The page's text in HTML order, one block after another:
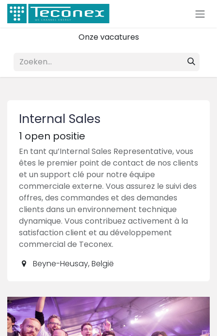
Overslaan naar inhoud
Onze vacatures
Internal Sales
1 open positie
En tant qu’Internal Sales Representative, vous
êtes le premier point de contact de nos clients
et un support clé pour notre équipe
commerciale externe. Vous assurez le suivi des
offres, des commandes et des demandes
clients dans un environnement technique
dynamique. Vous contribuez activement à la
satisfaction client et au développement
commercial de Teconex.
Beyne-Heusay, België